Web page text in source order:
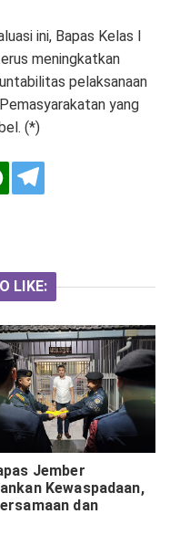
ini, Bapas Kelas I
meningkatkan
pelaksanaan
yang
(*)
LIKE:
Jember
Kewaspadaan,
dan
sebagai